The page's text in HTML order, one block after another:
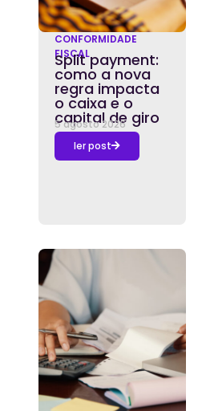
CONFORMIDADE
FISCAL
Split payment:
como a nova
regra impacta
o caixa e o
capital de giro
5 agosto 2026
ler post